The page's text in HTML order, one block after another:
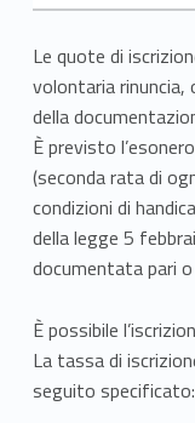
o
n
t
a
t
t
i
Le quote di
volontaria
della
È previsto
(seconda rata di
condizioni di
della legge 5
documentata pari
È possibile
La tassa di
seguito specificato: